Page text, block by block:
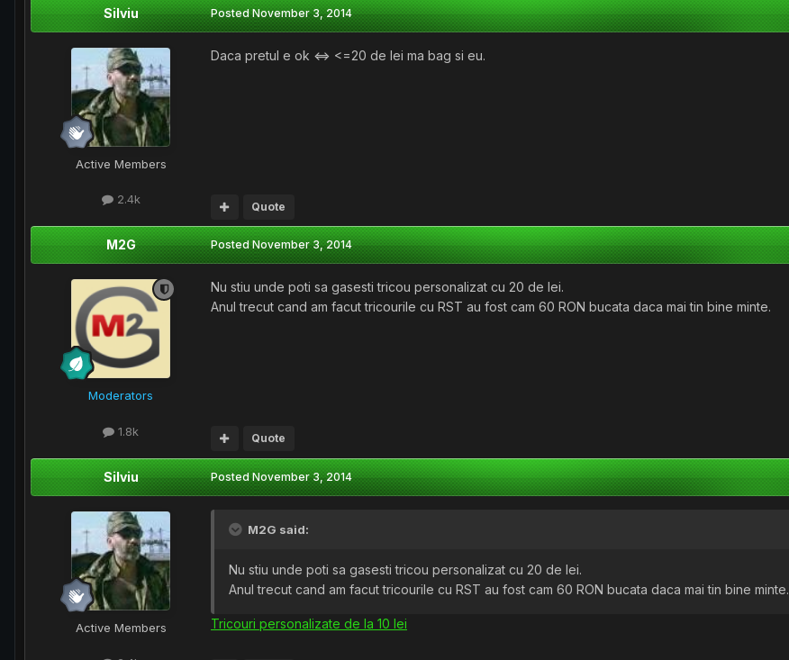
Silviu
Active Members
2.4k
PostedNovember 3, 2014
Daca pretul e ok <=> <=20 de lei ma bag si eu.
Quote
M2G
Moderators
1.8k
PostedNovember 3, 2014
Nu stiu unde poti sa gasesti tricou personalizat cu 20 de lei.
Anul trecut cand am facut tricourile cu RST au fost cam 60 RON bucata daca mai tin bine minte.
Quote
Silviu
Active Members
PostedNovember 3, 2014
M2G said:
Nu stiu unde poti sa gasesti tricou personalizat cu 20 de lei.
Anul trecut cand am facut tricourile cu RST au fost cam 60 RON bucata daca mai tin bine minte.
Tricouri personalizate de la 10 lei